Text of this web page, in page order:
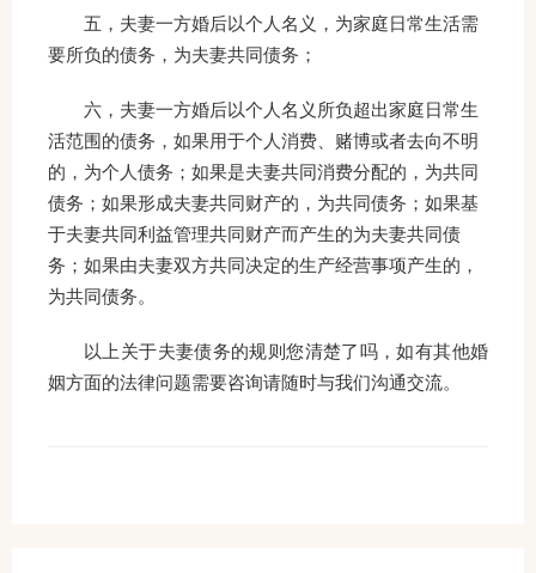
五，夫妻一方婚后以个人名义，为家庭日常生活需
要所负的债务，为夫妻共同债务；
六，夫妻一方婚后以个人名义所负超出家庭日常生
活范围的债务，如果用于个人消费、赌博或者去向不明
的，为个人债务；如果是夫妻共同消费分配的，为共同
债务；如果形成夫妻共同财产的，为共同债务；如果基
于夫妻共同利益管理共同财产而产生的为夫妻共同债
务；如果由夫妻双方共同决定的生产经营事项产生的，
为共同债务。
以上关于夫妻债务的规则您清楚了吗，如有其他婚
姻方面的法律问题需要咨询请随时与我们沟通交流。